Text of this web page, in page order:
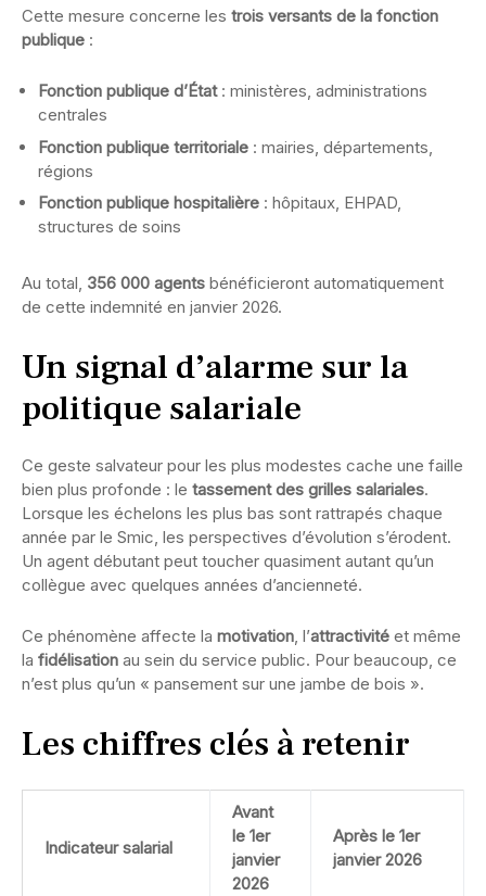
Cette mesure concerne les trois versants de la fonction
publique :
Fonction publique d’État: ministères, administrations
centrales
Fonction publique territoriale : mairies, départements,
régions
Fonction publique hospitalière : hôpitaux, EHPAD,
structures de soins
Au total, 356 000 agents bénéficieront automatiquement
de cette indemnité en janvier 2026.
Un signal d’alarme sur la
politique salariale
Ce geste salvateur pour les plus modestes cache une faille
bien plus profonde : le tassement des grilles salariales.
Lorsque les échelons les plus bas sont rattrapés chaque
année par le Smic, les perspectives d’évolution s’érodent.
Un agent débutant peut toucher quasiment autant qu’un
collègue avec quelques années d’ancienneté.
Ce phénomène affecte la motivation, l’attractivité et même
la fidélisation au sein du service public. Pour beaucoup, ce
n’est plus qu’un « pansement sur une jambe de bois ».
Les chiffres clés à retenir
Indicateur salarial
Avant
le 1er
janvier
2026
Après le 1er
janvier 2026